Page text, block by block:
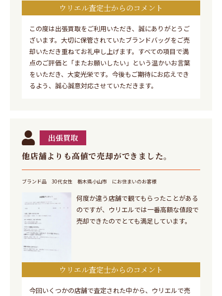
ウリエル査定士からのコメント
この度は出張買取をご利用いただき、誠にありがとうご
ざいます。大切に保管されていたブランドバッグをご売
却いただき重ねてお礼申し上げます。すべての項目で満
点のご評価と「またお願いしたい」という温かいお言葉
をいただき、大変光栄です。今後もご期待にお応えでき
るよう、誠心誠意対応させていただきます。
他店舗よりも高値で売却ができました。
出張買取
ブランド品 30代女性 栃木県小山市 にお住まいのお客様
何度か違う店舗で観てもらったことがある
のですが、ウリエルでは一番高額な値段で
売却できたのでとても満足しています。
ウリエル査定士からのコメント
今回いくつかの店舗で査定された中から、ウリエルで売